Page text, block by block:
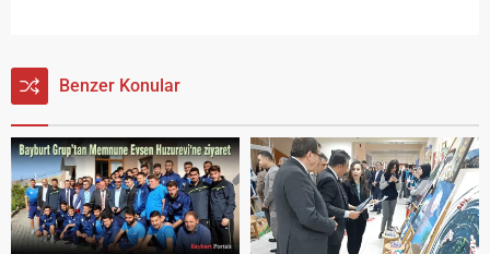
Benzer Konular